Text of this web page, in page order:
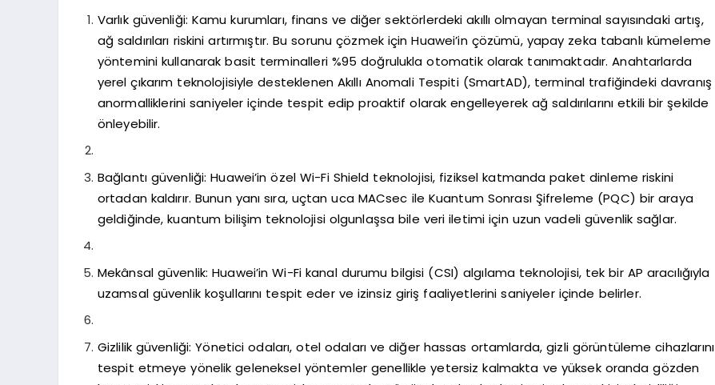
Varlık güvenliği: Kamu kurumları, finans ve diğer sektörlerdeki akıllı olmayan terminal sayısındaki artış,
ağ saldırıları riskini artırmıştır. Bu sorunu çözmek için Huawei’in çözümü, yapay zeka tabanlı kümeleme
yöntemini kullanarak basit terminalleri %95 doğrulukla otomatik olarak tanımaktadır. Anahtarlarda
yerel çıkarım teknolojisiyle desteklenen Akıllı Anomali Tespiti (SmartAD), terminal trafiğindeki davranış
anormalliklerini saniyeler içinde tespit edip proaktif olarak engelleyerek ağ saldırılarını etkili bir şekilde
önleyebilir.
Bağlantı güvenliği: Huawei’in özel Wi-Fi Shield teknolojisi, fiziksel katmanda paket dinleme riskini
ortadan kaldırır. Bunun yanı sıra, uçtan uca MACsec ile Kuantum Sonrası Şifreleme (PQC) bir araya
geldiğinde, kuantum bilişim teknolojisi olgunlaşsa bile veri iletimi için uzun vadeli güvenlik sağlar.
Mekânsal güvenlik: Huawei’in Wi-Fi kanal durumu bilgisi (CSI) algılama teknolojisi, tek bir AP aracılığıyla
uzamsal güvenlik koşullarını tespit eder ve izinsiz giriş faaliyetlerini saniyeler içinde belirler.
Gizlilik güvenliği: Yönetici odaları, otel odaları ve diğer hassas ortamlarda, gizli görüntüleme cihazlarını
tespit etmeye yönelik geleneksel yöntemler genellikle yetersiz kalmakta ve yüksek oranda gözden